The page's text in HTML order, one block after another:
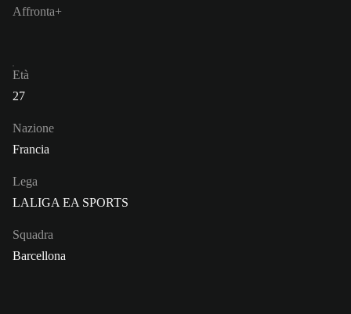
Affronta+
Età
27
Nazione
Francia
Lega
LALIGA EA SPORTS
Squadra
Barcellona